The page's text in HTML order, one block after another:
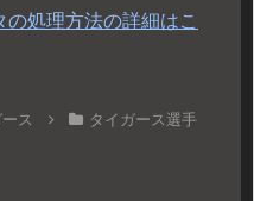
の処理方法の詳細はこ
ス
タイガース選手